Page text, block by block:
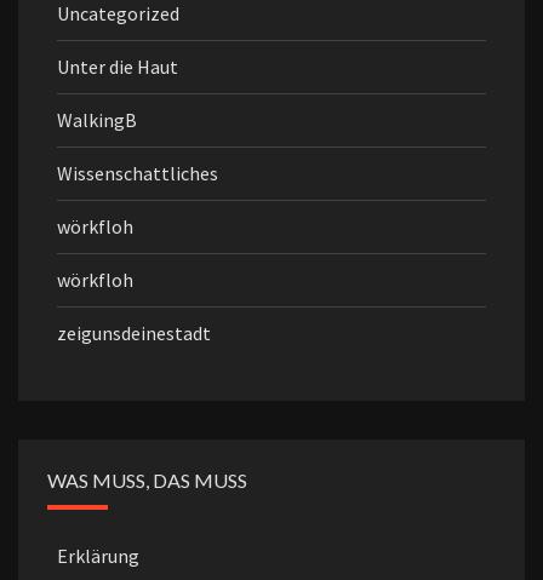
Uncategorized
Unter die Haut
WalkingB
Wissenschattliches
wörkfloh
wörkfloh
zeigunsdeinestadt
WAS MUSS, DAS MUSS
Erklärung